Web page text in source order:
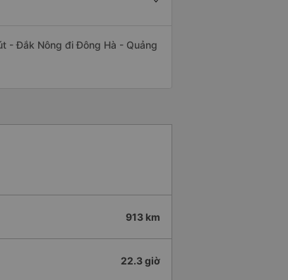
- Đắk Nông đi Đông Hà - Quảng
913 km
22.3 giờ